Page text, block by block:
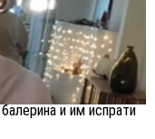
и им испрати